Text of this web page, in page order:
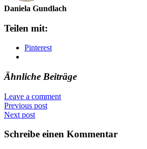
Daniela Gundlach
Teilen mit:
Pinterest
Ähnliche Beiträge
Leave a comment
Previous post
Next post
Schreibe einen Kommentar